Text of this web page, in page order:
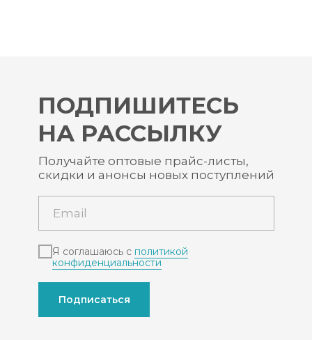
ПОДПИШИТЕСЬ
НА РАССЫЛКУ
Получайте оптовые прайс-листы,
скидки и анонсы новых поступлений
Я соглашаюсь с политикой
конфиденциальности
Подписаться